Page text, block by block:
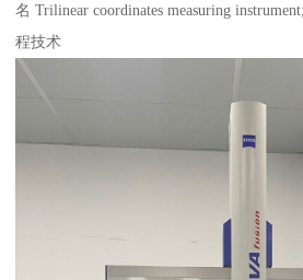
名 Trilinear coordinates measuring
程技术